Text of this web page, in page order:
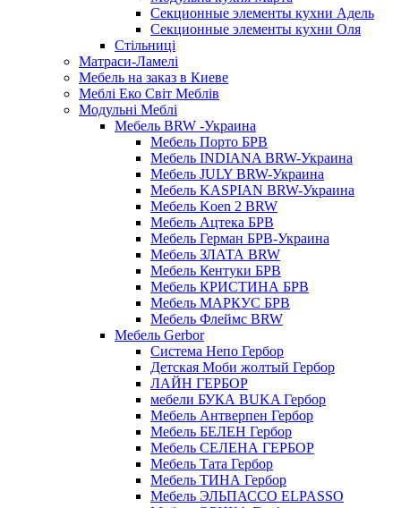
Секционные элементы кухни Адель
Секционные элементы кухни Оля
Стільниці
Матраси-Ламелі
Мебель на заказ в Киеве
Меблі Еко Світ Меблів
Модульні Меблі
Мебель BRW -Украина
Мебель Порто БРВ
Мебель INDIANA BRW-Украина
Мебель JULY BRW-Украина
Мебель KASPIAN BRW-Украина
Мебель Koen 2 BRW
Мебель Ацтека БРВ
Мебель Герман БРВ-Украина
Мебель ЗЛАТА BRW
Мебель Кентуки БРВ
Мебель КРИСТИНА БРВ
Мебель МАРКУС БРВ
Мебель Флеймс BRW
Мебель Gerbor
Cистема Непо Гербор
Детская Моби жолтый Гербор
ЛАЙН ГЕРБОР
мебели БУКА BUKA Гербор
Мебель Антверпен Гербор
Мебель БЕЛЕН Гербор
Мебель СЕЛЕНА ГЕРБОР
Мебель Тата Гербор
Мебель ТИНА Гербор
Мебель ЭЛЬПАССО ELPASSO